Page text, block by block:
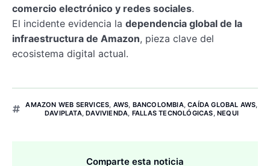
comercio electrónico y redes sociales.
El incidente evidencia la dependencia global de la
infraestructura de Amazon, pieza clave del
ecosistema digital actual.
AMAZON WEB SERVICES, AWS, BANCOLOMBIA,CAÍDA GLOBAL AWS,
DAVIPLATA,DAVIVIENDA, FALLAS TECNOLÓGICAS, NEQUI
Comparte esta noticia